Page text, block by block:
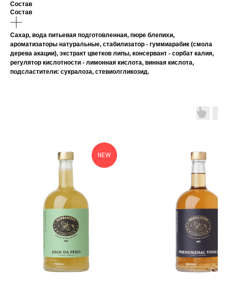
Состав
Состав
Сахар, вода питьевая подготовленная, пюре блепихи,
ароматизаторы натуральные, стабилизатор - гуммиарабик (смола
дерева акации), экстракт цветков липы, консервант - сорбат калия,
регулятор кислотности - лимонная кислота, винная кислота,
подсластители: сукралоза, стевиолгликозид.
NEW